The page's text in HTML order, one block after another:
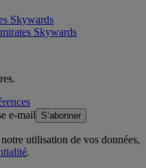
Skywards
Skywards
e-mail
S’abonner
utilisation de vos données,
.